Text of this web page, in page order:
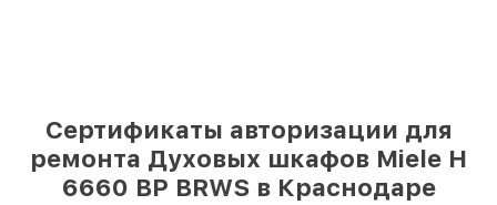
Сертификаты авторизации для
ремонта Духовых шкафов Miele H
6660 BP BRWS в Краснодаре